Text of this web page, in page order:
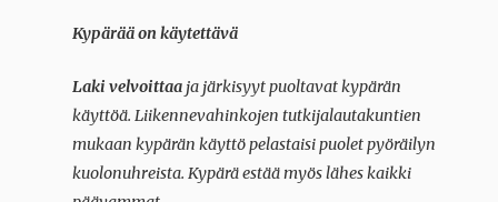
Kypärääon käytettävä
Laki velvoittaa ja järkisyyt puoltavat kypärän
käyttöä. Liikennevahinkojen tutkijalautakuntien
mukaan kypärän käyttö pelastaisi puolet pyöräilyn
kuolonuhreista. Kypärä estää myös lähes kaikki